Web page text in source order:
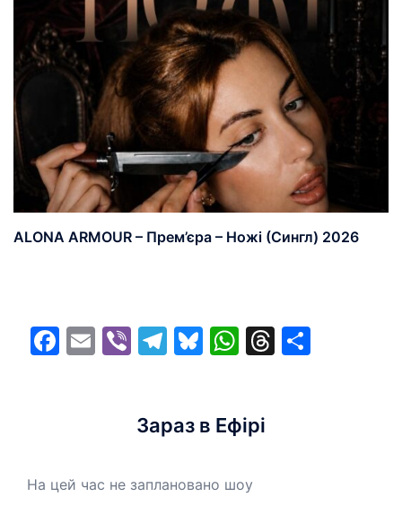
ALONA ARMOUR – Прем’єра – Ножі (Сингл) 2026
Facebook
EmailViberTelegram
Bluesky
WhatsApp
Threads
Зараз в Ефірі
На цей час не заплановано шоу